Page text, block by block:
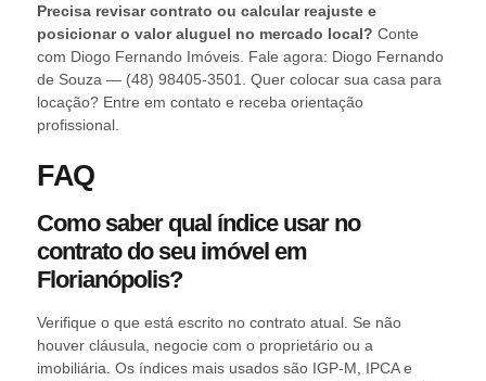
Precisa revisar contrato ou calcular reajuste e
posicionar o valor aluguel no mercado local? Conte
com Diogo Fernando Imóveis. Fale agora: Diogo Fernando
de Souza — (48) 98405-3501. Quer colocar sua casa para
locação? Entre em contato e receba orientação
profissional.
FAQ
Como saber qual índice usar no
contrato do seu imóvel em
Florianópolis?
Verifique o que está escrito no contrato atual. Se não
houver cláusula, negocie com o proprietário ou a
imobiliária. Os índices mais usados são IGP-M, IPCA e